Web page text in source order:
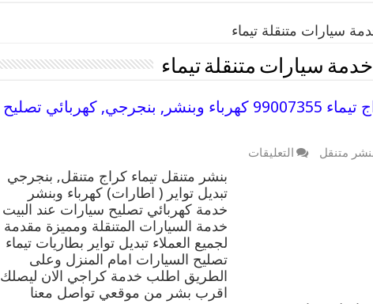
سيارات متنقلة تيماء
خدمة سيارات متنقلة تيماء
بنشر متنقل | كراج تيماء 99007355 كهرباء وبنشر, بنجرجي, كهربائي تصليح
متنقل التعليقات
متنقل
كراج
تيماء
99007355
كهرباء
وبنشر,
بنجرجي,
كهربائي
بنشر متنقل تيماء كراج متنقل, بنجرجي
تبديل تواير ( اطارات) كهرباء وبنشر
خدمة كهربائي تصليح سيارات عند البيت
خدمة السيارات المتنقلة ومميزة مقدمة
لجميع العملاء تبديل تواير بطاريات تيماء
تصليح السيارات امام المنزل وعلى
الطريق اطلب خدمة كراجي الان ليصلك
اقرب بشر من موقعي تواصل معنا